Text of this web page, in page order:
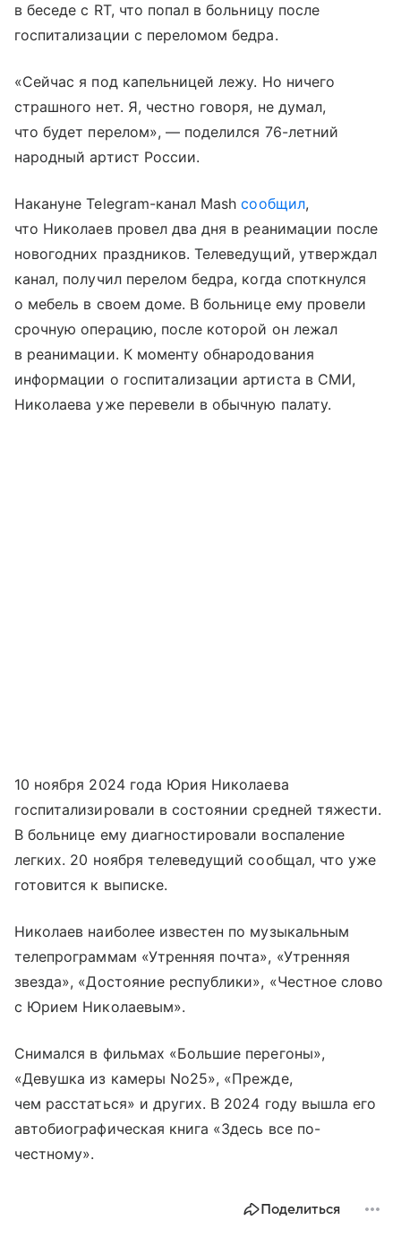
в беседе с RT, что попал в больницу после
госпитализации с переломом бедра.
«Сейчас я под капельницей лежу. Но ничего
страшного нет. Я, честно говоря, не думал,
что будет перелом», — поделился 76-летний
народный артист России.
Накануне Telegram-канал Mashсообщил,
что Николаев провел два дня в реанимации после
новогодних праздников. Телеведущий, утверждал
канал, получил перелом бедра, когда споткнулся
о мебель в своем доме. В больнице ему провели
срочную операцию, после которой он лежал
в реанимации. К моменту обнародования
информации о госпитализации артиста в СМИ,
Николаева уже перевели в обычную палату.
10 ноября 2024 года Юрия Николаева
госпитализировали в состоянии средней тяжести.
В больнице ему диагностировали воспаление
легких. 20 ноября телеведущий сообщал, что уже
готовится к выписке.
Николаев наиболее известен по музыкальным
телепрограммам «Утренняя почта», «Утренняя
звезда», «Достояние республики», «Честное слово
с Юрием Николаевым».
Снимался в фильмах «Большие перегоны»,
«Девушка из камеры No25», «Прежде,
чем расстаться» и других. В 2024 году вышла его
автобиографическая книга «Здесь все по-
честному».
Поделиться